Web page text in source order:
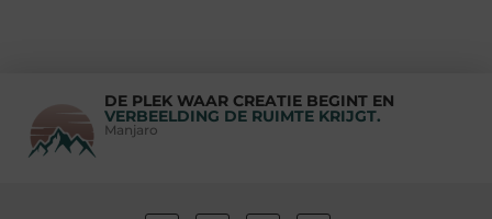
DE PLEK WAAR CREATIE BEGINT EN
VERBEELDING DE RUIMTE KRIJGT.
Manjaro